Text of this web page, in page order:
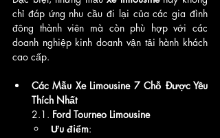
chỉ đáp ứng nhu cầu đi lại của các gia đình
đông thành viên mà còn phù hợp với các
doanh nghiệp kinh doanh vận tải hành khách
cao cấp.
Các Mẫu Xe Limousine 7 Chỗ Được Yêu
Thích Nhất
2.1. Ford Tourneo Limousine
Ưu điểm: